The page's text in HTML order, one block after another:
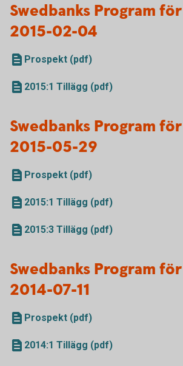
Swedbanks Program
2015-02-04
Prospekt (pdf)
2015:1 Tillägg (pdf)
Swedbanks Program
2015-05-29
Prospekt (pdf)
2015:1 Tillägg (pdf)
2015:3 Tillägg (pdf)
Swedbanks Program
2014-07-11
Prospekt (pdf)
2014:1 Tillägg (pdf)